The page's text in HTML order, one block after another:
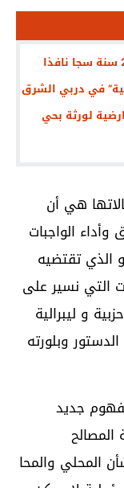
في دربي الشرق
لورثة بحي
هي أن
الواجبات
الذي تقتضيه
التي نسير على
و ليبرالية
وبلورته
جديد
المحلي والمحا